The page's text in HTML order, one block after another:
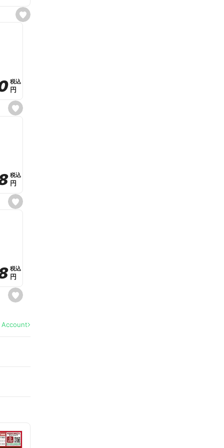
s
e
s
e
e
税込
税込
円
円
s
e
e
税込
税込
円
円
s
e
a
税込
税込
円
円